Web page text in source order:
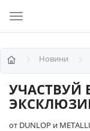
Новини
УЧАСТВУЙ
от DUNLOP и